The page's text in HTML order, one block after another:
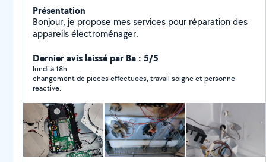
Présentation
Bonjour, je propose mes services pour réparation des
appareils électroménager.
Dernier avis laissé par Ba : 5/5
lundi à 18h
changement de pieces effectuees, travail soigne et personne
reactive.